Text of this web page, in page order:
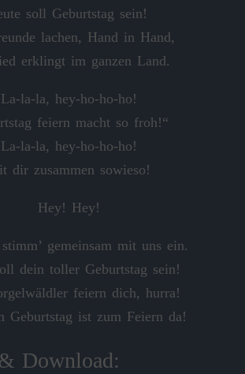
soll Geburtstag sein!
lachen, Hand in Hand,
erklingt im ganzen Land.
La‑la‑la, hey‑ho‑ho-ho!
feiern macht so froh!“
La‑la‑la, hey‑ho‑ho-ho!
dir zusammen sowieso!
Hey! Hey!
gemeinsam mit uns ein.
dein toller Geburtstag sein!
feiern dich, hurra!
Geburtstag ist zum Feiern da!
Download: